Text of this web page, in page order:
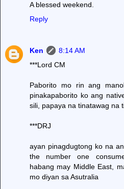
A blessed weekend.
Reply
Ken
8:14 AM
***Lord CM
Paborito mo rin ang
pinakapaborito ko ang
sili, papaya na tinatawag na
***DRJ
ayan pinagdugtong ko na
the number one
habang may Middle East,
mo diyan sa Asutralia